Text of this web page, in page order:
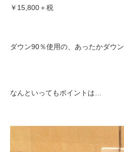
￥15,800＋税
ダウン90％使用の、あったかダウン
なんといってもポイントは…